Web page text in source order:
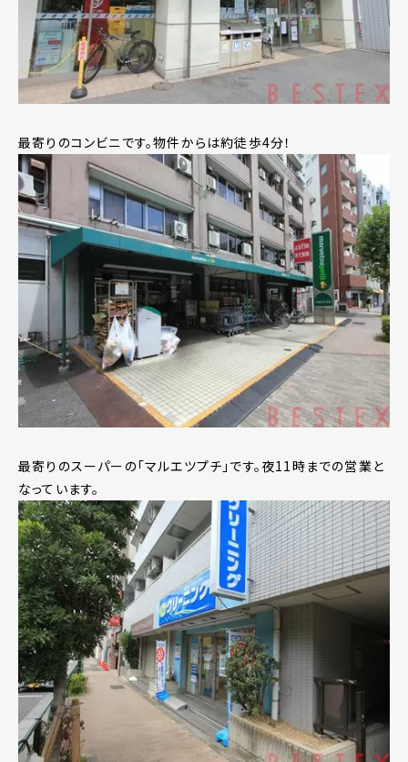
最寄りのコンビニです。物件からは約徒歩4分！
最寄りのスーパーの「マルエツプチ」です。夜11時までの営業と
なっています。